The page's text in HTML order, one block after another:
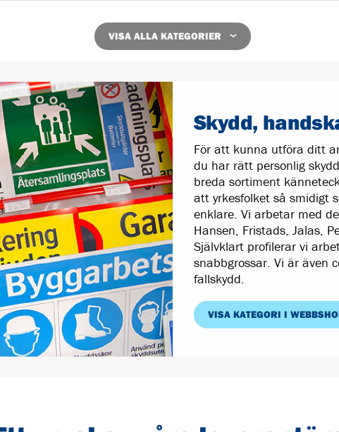
VISA ALLA KATEGORIER
Skydd,
För att kunna utföra ditt
du har rätt personlig
breda sortiment
att yrkesfolket så smidigt
enklare. Vi arbetar med
Hansen, Fristads, Jalas,
Självklart profilerar vi
snabbgrossar. Vi är även
fallskydd.
VISA KATEGORI I